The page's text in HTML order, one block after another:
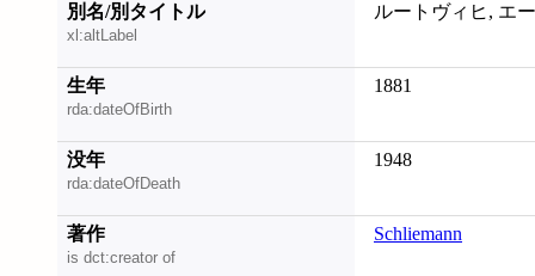
別名/別タイトル
xl:altLabel
ルートヴィヒ, エ
生年
rda:dateOfBirth
1881
没年
rda:dateOfDeath
1948
著作
is dct:creator of
Schliemann